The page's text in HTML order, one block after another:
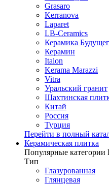
Grasaro
Kerranova
Laparet
LB-Ceramics
Керамика
Керамин
Italon
Kerama Marazzi
Vitra
Уральский гранит
Шахтинская
Китай
Россия
Турция
Перейти в полный
Керамическая плитка
Популярные категории
Тип
Глазурованная
Глянцевая